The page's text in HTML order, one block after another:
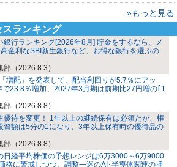
»もっと見る
ランキング
銀行ランキング[2026年8月] 貯金をするなら、メ
金利なSBI新生銀行など、お得な銀行を選ぶの
（2026.8.3）
増配」を発表して、配当利回りが5.7％にアッ
で23.8％増加、2027年3月期は前期比27円増の｢1
（2026.8.8）
優待を変更！ 1年以上の継続保有は必須だが、権
資額は5分の1になり、3年以上保有時の優待品の
（2026.8.8）
日経平均株価の予想レンジは6万3000～6万9000
格に警戒しつつ、調整一巡のAI･半導体関連の押